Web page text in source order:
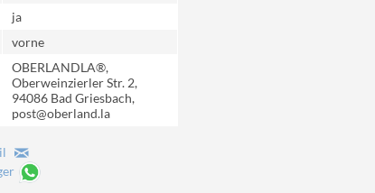
ja
vorne
OBERLANDLA®,
Oberweinzierler Str. 2,
94086 Bad Griesbach,
post@oberland.la